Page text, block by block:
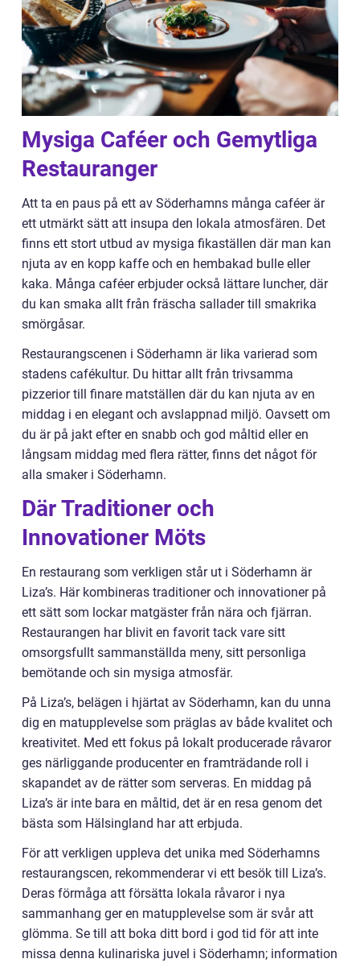
Mysiga Caféer och Gemytliga
Restauranger
Att ta en paus på ett av Söderhamns många caféer är
ett utmärkt sätt att insupa den lokala atmosfären. Det
finns ett stort utbud av mysiga fikaställen där man kan
njuta av en kopp kaffe och en hembakad bulle eller
kaka. Många caféer erbjuder också lättare luncher, där
du kan smaka allt från fräscha sallader till smakrika
smörgåsar.
Restaurangscenen i Söderhamn är lika varierad som
stadens cafékultur. Du hittar allt från trivsamma
pizzerior till finare matställen där du kan njuta av en
middag i en elegant och avslappnad miljö. Oavsett om
du är på jakt efter en snabb och god måltid eller en
långsam middag med flera rätter, finns det något för
alla smaker i Söderhamn.
Där Traditioner och
Innovationer Möts
En restaurang som verkligen står ut i Söderhamn är
Liza’s. Här kombineras traditioner och innovationer på
ett sätt som lockar matgäster från nära och fjärran.
Restaurangen har blivit en favorit tack vare sitt
omsorgsfullt sammanställda meny, sitt personliga
bemötande och sin mysiga atmosfär.
På Liza’s, belägen i hjärtat av Söderhamn, kan du unna
dig en matupplevelse som präglas av både kvalitet och
kreativitet. Med ett fokus på lokalt producerade råvaror
ges närliggande producenter en framträdande roll i
skapandet av de rätter som serveras. En middag på
Liza’s är inte bara en måltid, det är en resa genom det
bästa som Hälsingland har att erbjuda.
För att verkligen uppleva det unika med Söderhamns
restaurangscen, rekommenderar vi ett besök till Liza’s.
Deras förmåga att försätta lokala råvaror i nya
sammanhang ger en matupplevelse som är svår att
glömma. Se till att boka ditt bord i god tid för att inte
missa denna kulinariska juvel i Söderhamn; information